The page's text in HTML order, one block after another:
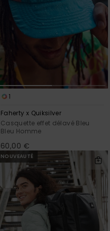
1
Faherty x Quiksilver
Casquette effet délavé Bleu
Bleu Homme
60,00 €
NOUVEAUTÉ